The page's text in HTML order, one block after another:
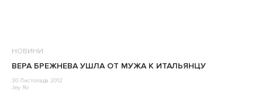
НОВИНИ
ВЕРА БРЕЖНЕВА УШЛА ОТ МУЖА К ИТАЛЬЯНЦУ
30 Листопада 2012
Jey Ro